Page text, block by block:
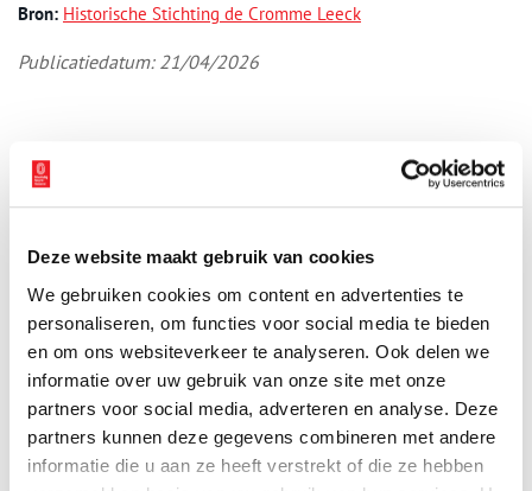
Deze website maakt gebruik van cookies
We gebruiken cookies om content en advertenties te
personaliseren, om functies voor social media te bieden
en om ons websiteverkeer te analyseren. Ook delen we
informatie over uw gebruik van onze site met onze
partners voor social media, adverteren en analyse. Deze
partners kunnen deze gegevens combineren met andere
informatie die u aan ze heeft verstrekt of die ze hebben
Bron: Historische Stichting de Cromme Leeck
Publicatiedatum: 21/04/2026
Ontvang de nieuwsbrief
laatste erfgoednieuws? Schrijf u dan nu in voor onze
wekelijkse nieuwsbrief!
Bij inschrijving gaat u akkoord met onsprivacybeleid.